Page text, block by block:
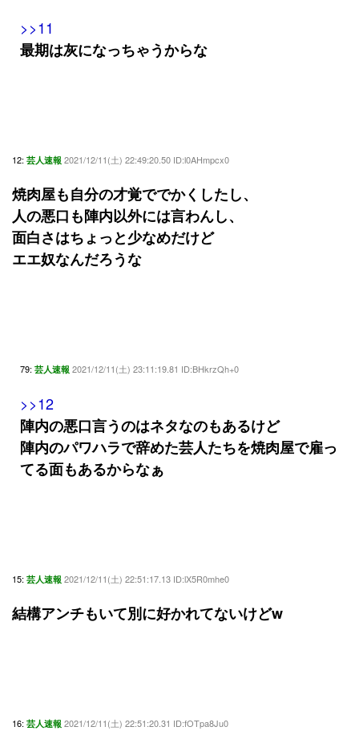
>>11
最期は灰になっちゃうからな
12: 芸人速報 2021/12/11(土) 22:49:20.50 ID:l0AHmpcx0
焼肉屋も自分の才覚ででかくしたし、
人の悪口も陣内以外には言わんし、
面白さはちょっと少なめだけど
エエ奴なんだろうな
79: 芸人速報 2021/12/11(土) 23:11:19.81 ID:BHkrzQh+0
>>12
陣内の悪口言うのはネタなのもあるけど
陣内のパワハラで辞めた芸人たちを焼肉屋で雇っ
てる面もあるからなぁ
15: 芸人速報 2021/12/11(土) 22:51:17.13 ID:lX5R0mhe0
結構アンチもいて別に好かれてないけどw
16: 芸人速報 2021/12/11(土) 22:51:20.31 ID:fOTpa8Ju0